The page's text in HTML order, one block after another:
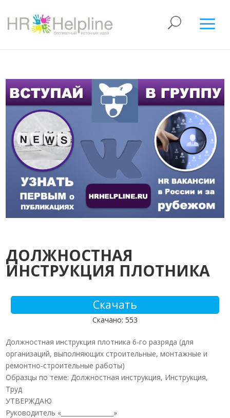
ДОЛЖНОСТНАЯ
ИНСТРУКЦИЯ ПЛОТНИКА
Скачать
Скачано: 553
Должностная инструкция плотника 6-го разряда (для
организаций, выполняющих строительные, монтажные и
ремонтно-строительные работы)
Образцы по теме: Должностная инструкция, Инструкция,
Труд
УТВЕРЖДАЮ
Руководитель «_________________»